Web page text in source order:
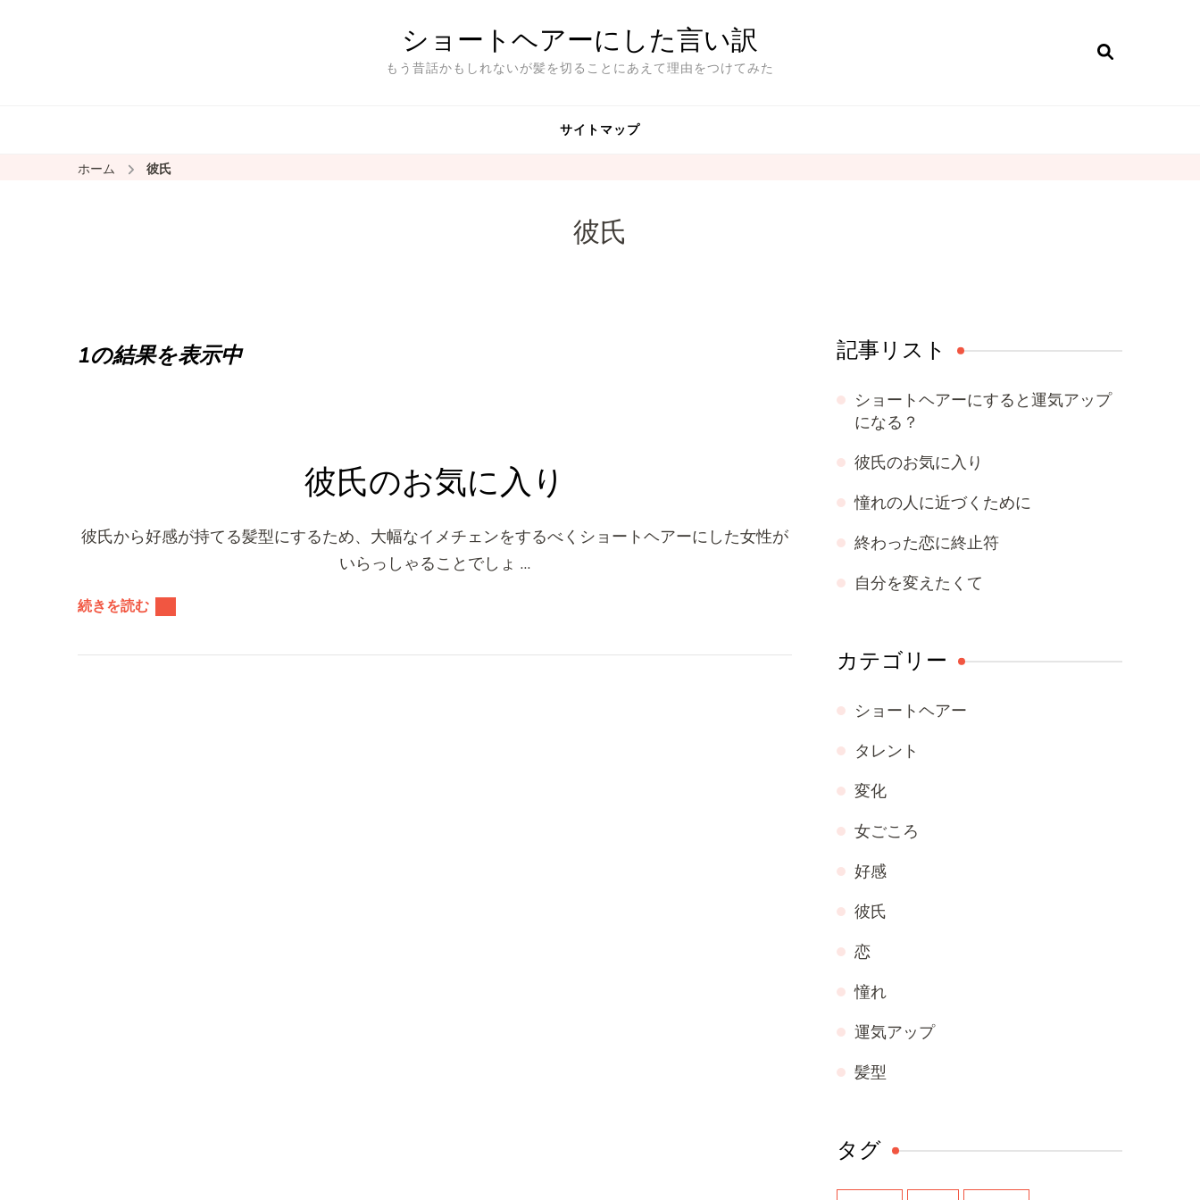
ショートヘアーにした言い訳
もう昔話かもしれないが髪を切ることにあえて理由をつけてみた
サイトマップ
ホーム 彼氏
彼氏
1の結果を表示中
彼氏のお気に入り
彼氏から好感が持てる髪型にするため、大幅なイメチェンをするべくショートヘアーにした女性が
いらっしゃることでしょ …
続きを読む
記事リスト
ショートヘアーにすると運気アップ
になる？
彼氏のお気に入り
憧れの人に近づくために
終わった恋に終止符
自分を変えたくて
カテゴリー
ショートヘアー
タレント
変化
女ごころ
好感
彼氏
恋
憧れ
運気アップ
髪型
タグ